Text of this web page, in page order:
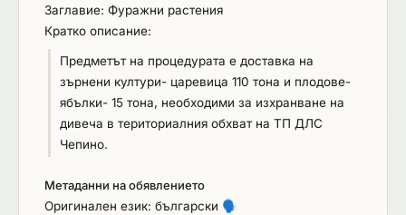
Заглавие: Фуражни растения
Кратко описание:
Предметът на процедурата е доставка на
зърнени култури- царевица 110 тона и плодове-
ябълки- 15 тона, необходими за изхранване на
дивеча в териториалния обхват на ТП ДЛС
Чепино.
Метаданни на обявлението
Оригинален език: български 🗣️